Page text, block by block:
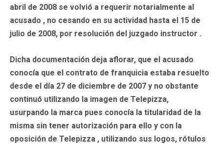
abril de 2008 se volvió a requerir notarialmente al
acusado , no cesando en su actividad hasta el 15 de
julio de 2008, por resolución del juzgado instructor .
Dicha documentación deja aflorar, que el acusado
conocía que el contrato de franquicia estaba resuelto
desde el día 27 de diciembre de 2007 y no obstante
continuó utilizando la imagen de Telepizza,
usurpando la marca pues conocía la titularidad de la
misma sin tener autorización para ello y con la
oposición de Telepizza , utilizando sus logos, rótulos